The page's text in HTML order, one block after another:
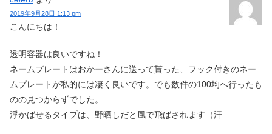
2019年9月28日 1:13 pm
こんにちは！
透明容器は良いですね！
ネームプレートはおかーさんに送って貰った、フック付きのネー
ムプレートが私的には凄く良いです。でも数件の100均へ行ったも
のの見つからずでした。
浮かばせるタイプは、野晒しだと風で飛ばされます（汗